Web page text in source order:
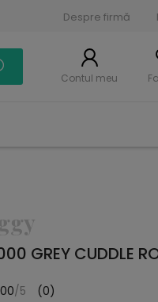
Despre firmă
Contul meu
GREY CUDDLE
/5 (0)